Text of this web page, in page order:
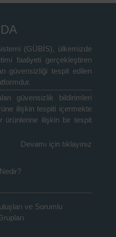
(GÜBİS), ülkemizde
faaliyeti gerçekleştiren
güvensizliği tespit edilen
güvensizlik bildirimleri
ilişkin tespiti içermekte
ürünlerine ilişkin bir tespit
Devamı için tıklayınız
ve Sorumlu